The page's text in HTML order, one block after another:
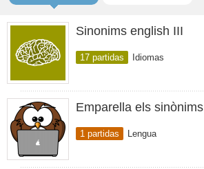
Sinonims english III
17 partidas Idiomas
Emparella els sinònims
1 partidas Lengua